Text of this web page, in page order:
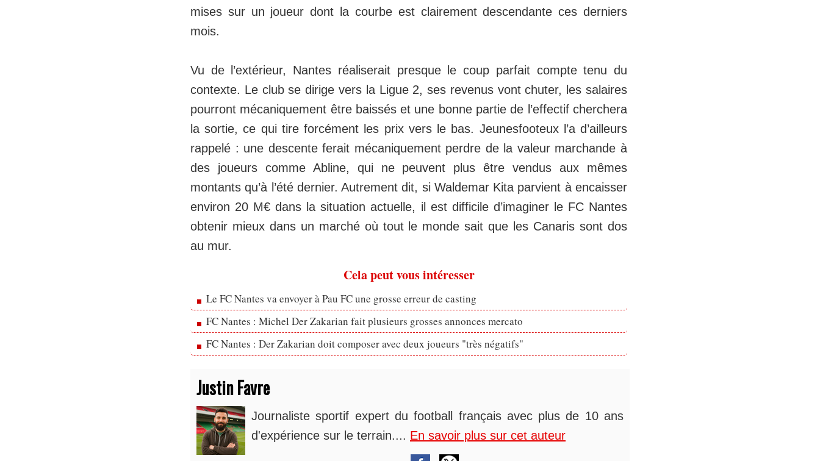
mises sur un joueur dont la courbe est clairement descendante ces derniers
mois.
Vu de l’extérieur, Nantes réaliserait presque le coup parfait compte tenu du
contexte. Le club se dirige vers la Ligue 2, ses revenus vont chuter, les salaires
pourront mécaniquement être baissés et une bonne partie de l’effectif cherchera
la sortie, ce qui tire forcément les prix vers le bas. Jeunesfooteux l’a d’ailleurs
rappelé : une descente ferait mécaniquement perdre de la valeur marchande à
des joueurs comme Abline, qui ne peuvent plus être vendus aux mêmes
montants qu’à l’été dernier. Autrement dit, si Waldemar Kita parvient à encaisser
environ 20 M€ dans la situation actuelle, il est difficile d’imaginer le FC Nantes
obtenir mieux dans un marché où tout le monde sait que les Canaris sont dos
au mur.
Cela peut vous intéresser
Le FC Nantes va envoyer à Pau FC une grosse erreur de casting
FC Nantes : Michel Der Zakarian fait plusieurs grosses annonces mercato
FC Nantes : Der Zakarian doit composer avec deux joueurs "très négatifs"
Justin Favre
Journaliste sportif expert du football français avec plus de 10 ans
d'expérience sur le terrain.... En savoir plus sur cet auteur